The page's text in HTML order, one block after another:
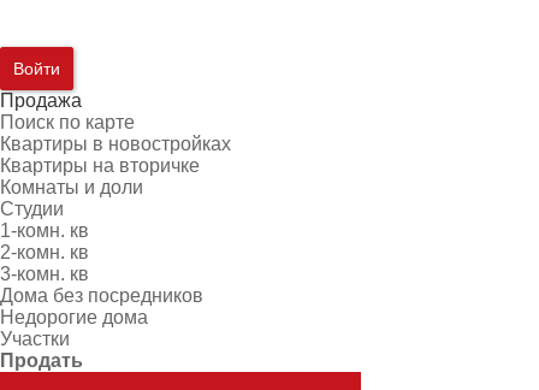
Войти
Продажа
Поиск по карте
Квартиры в новостройках
Квартиры на вторичке
Комнаты и доли
Студии
1-комн. кв
2-комн. кв
3-комн. кв
Дома без посредников
Недорогие дома
Участки
Продать